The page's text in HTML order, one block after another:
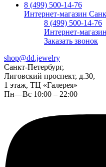
8 (499) 500-14-76
Интернет-магазин
8 (499) 500-14-76
Интернет-
Заказать звонок
shop@dd.jewelry
Санкт-Петербург,
Лиговский проспект, д.30,
1 этаж, ТЦ «Галерея»
Пн—Вс 10:00 – 22:00